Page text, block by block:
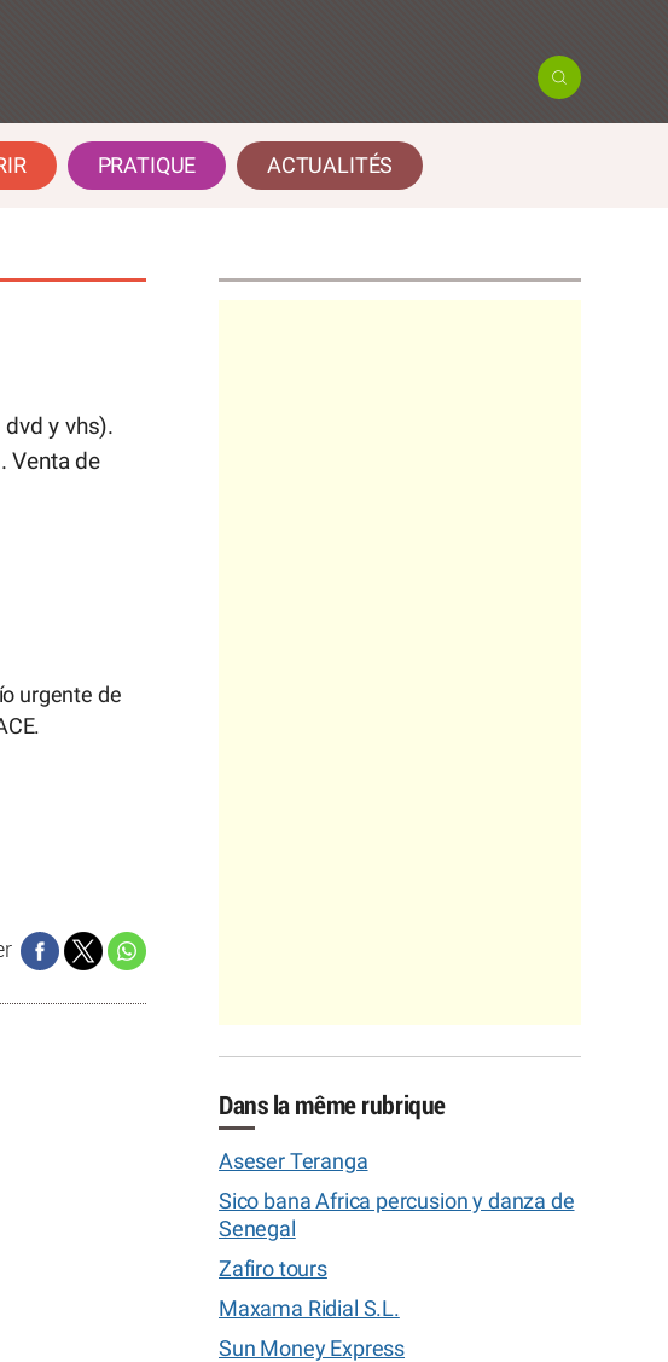
PRATIQUE ACTUALITÉS
y vhs).
Venta de
urgente de
Dans la même rubrique
Aseser Teranga
Sico bana Africa percusion y danza de
Senegal
Zafiro tours
Maxama Ridial S.L.
Sun Money Express